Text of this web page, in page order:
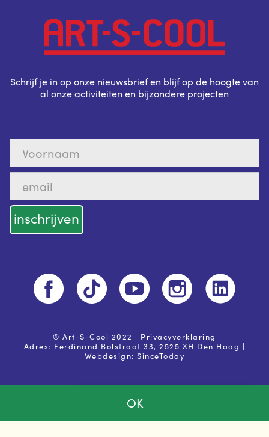
Powered by
privacy voorwaarden
OK
Schrijf je in op onze nieuwsbrief en blijf op de hoogte van
al onze activiteiten en bijzondere projecten
© Art-S-Cool 2022 | Privacyverklaring
Adres: Ferdinand Bolstraat 33, 2525 XH Den Haag |
Webdesign:SinceToday